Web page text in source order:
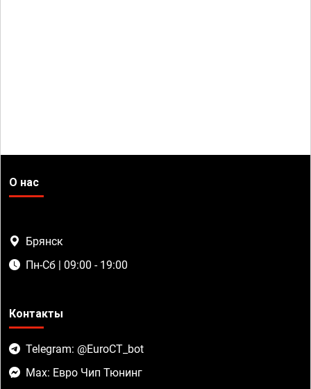
О нас
Брянск
Пн-Сб | 09:00 - 19:00
Контакты
Telegram: @EuroCT_bot
Max: Евро Чип Тюнинг